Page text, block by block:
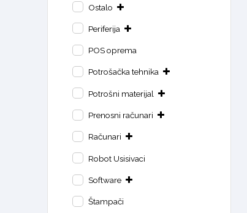
Ostalo
Periferija
POS oprema
Potrošačka tehnika
Potrošni materijal
Prenosni računari
Računari
Robot Usisivaci
Software
Štampači